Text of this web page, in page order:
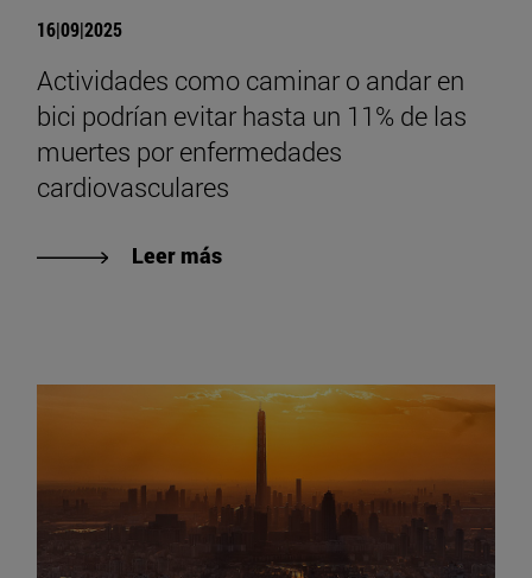
16|09|2025
Actividades como caminar o andar en
bici podrían evitar hasta un 11% de las
muertes por enfermedades
cardiovasculares
Leer más